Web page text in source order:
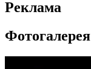
Реклама
Фотогалерея